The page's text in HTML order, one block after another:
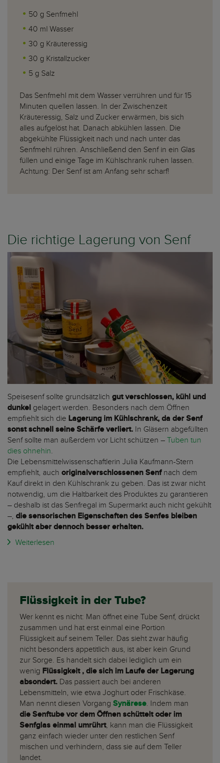
50 g Senfmehl
40 ml Wasser
30 g Kräuteressig
30 g Kristallzucker
5 g Salz
Das Senfmehl mit dem Wasser verrühren und für 15
Minuten quellen lassen. In der Zwischenzeit
Kräuteressig, Salz und Zucker erwärmen, bis sich
alles aufgelöst hat. Danach abkühlen lassen. Die
abgekühlte Flüssigkeit nach und nach unter das
Senfmehl rühren. Anschließend den Senf in ein Glas
füllen und einige Tage im Kühlschrank ruhen lassen.
Achtung: Der Senf ist am Anfang sehr scharf!
Die richtige Lagerung von Senf
Speisesenf sollte grundsätzlich gut verschlossen, kühl und
dunkel gelagert werden. Besonders nach dem Öffnen
empfiehlt sich die Lagerung im Kühlschrank, da der Senf
sonst schnell seine Schärfe verliert. In Gläsern abgefüllten
Senf sollte man außerdem vor Licht schützen – Tuben tun
dies ohnehin.
Die Lebensmittelwissenschaftlerin Julia Kaufmann-Stern
empfiehlt, auch originalverschlossenen Senf nach dem
Kauf direkt in den Kühlschrank zu geben. Das ist zwar nicht
notwendig, um die Haltbarkeit des Produktes zu garantieren
– deshalb ist das Senfregal im Supermarkt auch nicht gekühlt
–, die sensorischen Eigenschaften des Senfes bleiben
gekühlt aber dennoch besser erhalten.
Weiterlesen
Flüssigkeit in der Tube?
Wer kennt es nicht: Man öffnet eine Tube Senf, drückt
zusammen und hat erst einmal eine Portion
Flüssigkeit auf seinem Teller. Das sieht zwar häufig
nicht besonders appetitlich aus, ist aber kein Grund
zur Sorge. Es handelt sich dabei lediglich um ein
wenig Flüssigkeit , die sich im Laufe der Lagerung
absondert. Das passiert auch bei anderen
Lebensmitteln, wie etwa Joghurt oder Frischkäse.
Man nennt diesen Vorgang Synärese. Indem man
die Senftube vor dem Öffnen schüttelt oder im
Senfglas einmal umrührt, kann man die Flüssigkeit
ganz einfach wieder unter den restlichen Senf
mischen und verhindern, dass sie auf dem Teller
landet.